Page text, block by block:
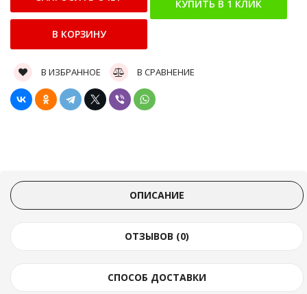
В ИЗБРАННОЕ В СРАВНЕНИЕ
ОПИСАНИЕ
ОТЗЫВОВ (0)
СПОСОБ ДОСТАВКИ